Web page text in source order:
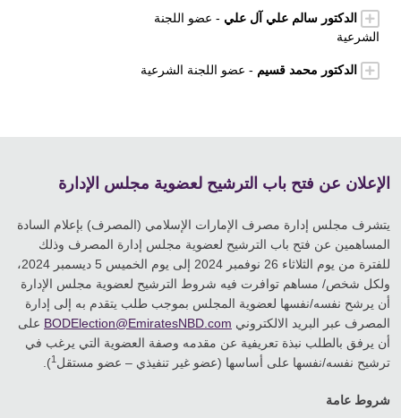
الدكتور سالم علي آل علي - عضو اللجنة
الشرعية
الدكتور محمد قسيم - عضو اللجنة الشرعية
الإعلان عن فتح باب الترشيح لعضوية مجلس الإدارة
يتشرف مجلس إدارة مصرف الإمارات الإسلامي (المصرف) بإعلام السادة
المساهمين عن فتح باب الترشيح لعضوية مجلس إدارة المصرف وذلك
للفترة من يوم الثلاثاء 26 نوفمبر 2024 إلى يوم الخميس 5 ديسمبر 2024،
ولكل شخص/ مساهم توافرت فيه شروط الترشيح لعضوية مجلس الإدارة
أن يرشح نفسه/نفسها لعضوية المجلس بموجب طلب يتقدم به إلى إدارة
المصرف عبر البريد الالكتروني BODElection@EmiratesNBD.com على
أن يرفق بالطلب نبذة تعريفية عن مقدمه وصفة العضوية التي يرغب في
ترشيح نفسه/نفسها على أساسها (عضو غير تنفيذي – عضو مستقل 1
).
شروط عامة